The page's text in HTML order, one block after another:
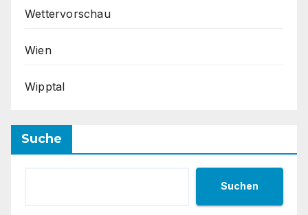
Wettervorschau
Wien
Wipptal
Suche
Suchen